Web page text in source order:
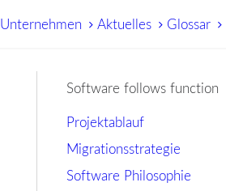
Unternehmen Aktuelles Glossar
Software follows function
Projektablauf
Migrationsstrategie
Software Philosophie